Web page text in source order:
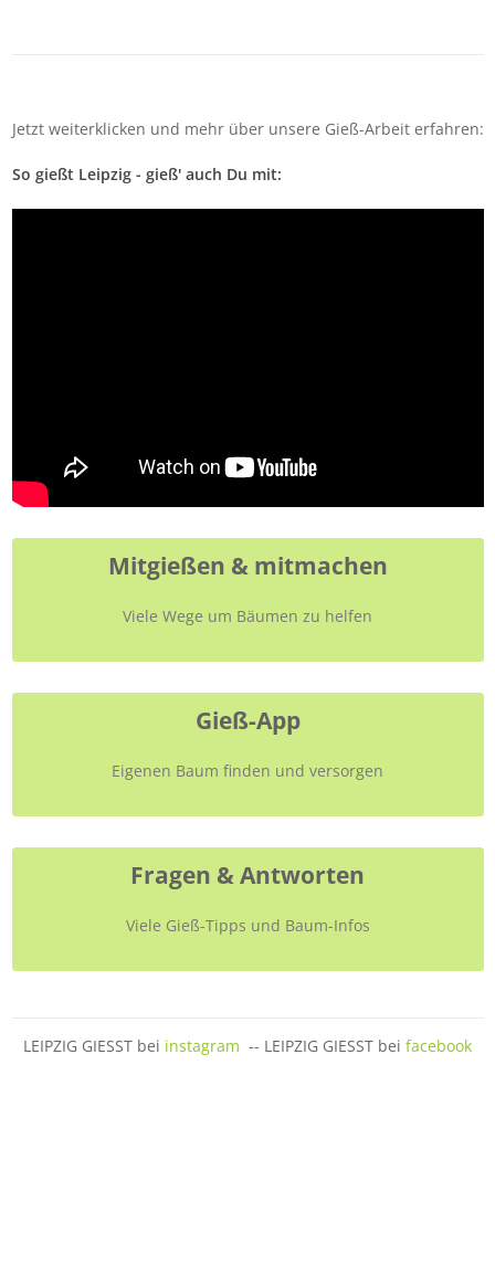
Jetzt weiterklicken und mehr über unsere Gieß-Arbeit erfahren:
So gießt Leipzig - gieß' auch Du mit:
Mitgießen & mitmachen
Viele Wege um Bäumen zu helfen
Gieß-App
Eigenen Baum finden und versorgen
Fragen & Antworten
Viele Gieß-Tipps und Baum-Infos
LEIPZIG GIESST bei instagram -- LEIPZIG GIESST bei facebook